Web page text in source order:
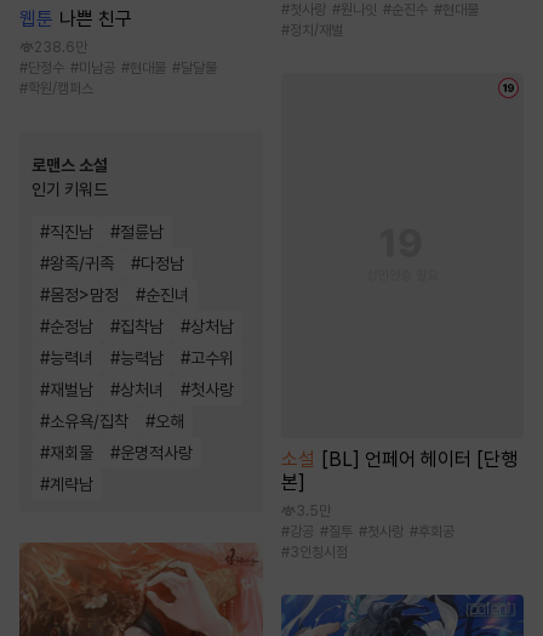
웹툰 나쁜 친구
238.6만
#단정수 #미남공 #현대물 #달달물
#학원/캠퍼스
로맨스 소설
인기 키워드
#직진남 #절륜남
#왕족/귀족 #다정남
#몸정>맘정 #순진녀
#순정남 #집착남 #상처남
#능력녀 #능력남 #고수위
#재벌남 #상처녀 #첫사랑
#소유욕/집착 #오해
#재회물 #운명적사랑
#계략남
#첫사랑 #원나잇 #순진수 #현대물
#정치/재벌
소설 [BL] 언페어 헤이터 [단행
본]
3.5만
#강공 #질투 #첫사랑 #후회공
#3인칭시점